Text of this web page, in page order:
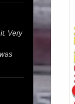
Very